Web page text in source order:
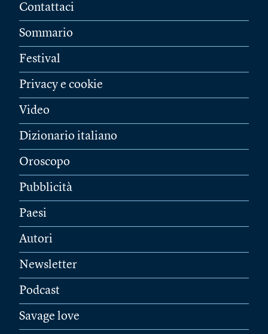
Contattaci
Sommario
Festival
Privacy e cookie
Video
Dizionario italiano
Oroscopo
Pubblicità
Paesi
Autori
Newsletter
Podcast
Savage love